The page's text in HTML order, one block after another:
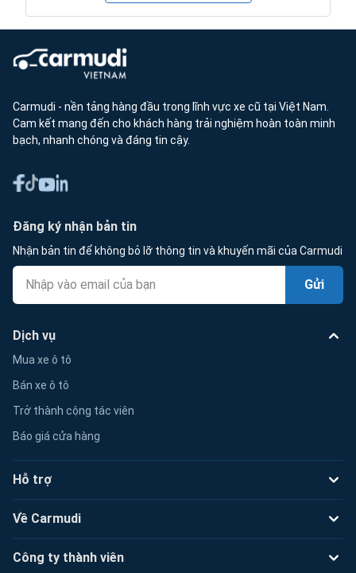
Carmudi - nền tảng hàng đầu trong lĩnh vực xe cũ tại Việt Nam.
Cam kết mang đến cho khách hàng trải nghiệm hoàn toàn minh
bạch, nhanh chóng và đáng tin cậy.
Đăng ký nhận bản tin
Nhận bản tin để không bỏ lỡ thông tin và khuyến mãi của Carmudi
Gửi
Dịch vụ
Mua xe ô tô
Bán xe ô tô
Trở thành cộng tác viên
Báo giá cửa hàng
Hỗ trợ
Về Carmudi
Công ty thành viên